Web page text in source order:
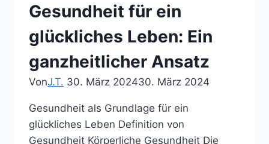
Zufriedenheit
Gesundheit für ein
glückliches Leben: Ein
ganzheitlicher Ansatz
VonJ.T. 30. März 202430. März 2024
Gesundheit als Grundlage für ein
glückliches Leben Definition von
Gesundheit Körperliche Gesundheit Die